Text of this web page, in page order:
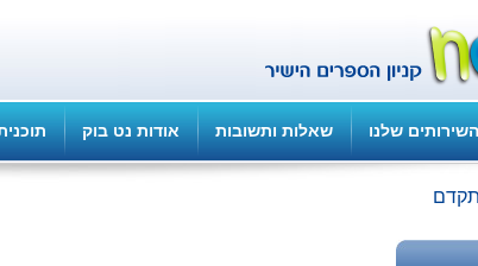
השירותים שלנו שאלות ותשובות אודות נט בוק